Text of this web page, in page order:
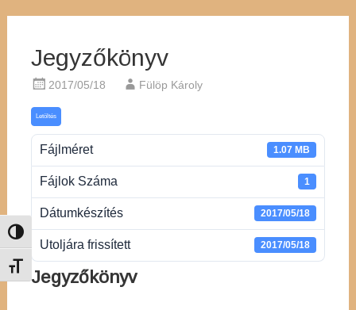
Nagy kontraszt váltása
Betűméret váltása
Jegyzőkönyv
2017/05/18 Fülöp Károly
Letöltés
Fájlméret 1.07 MB
Fájlok Száma 1
Dátumkészítés 2017/05/18
Utoljára frissített 2017/05/18
Jegyzőkönyv